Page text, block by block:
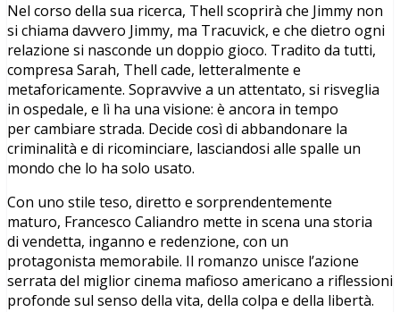
Nel corso della sua ricerca, Thell scoprirà che Jimmy non
si chiama davvero Jimmy, ma Tracuvick, e che dietro ogni
relazione si nasconde un doppio gioco. Tradito da tutti,
compresa Sarah, Thell cade, letteralmente e
metaforicamente. Sopravvive a un attentato, si risveglia
in ospedale, e lì ha una visione: è ancora in tempo
per cambiare strada. Decide così di abbandonare la
criminalità e di ricominciare, lasciandosi alle spalle un
mondo che lo ha solo usato.
Con uno stile teso, diretto e sorprendentemente
maturo, Francesco Caliandro mette in scena una storia
di vendetta, inganno e redenzione, con un
protagonista memorabile. Il romanzo unisce l’azione
serrata del miglior cinema mafioso americano a riflessioni
profonde sul senso della vita, della colpa e della libertà.